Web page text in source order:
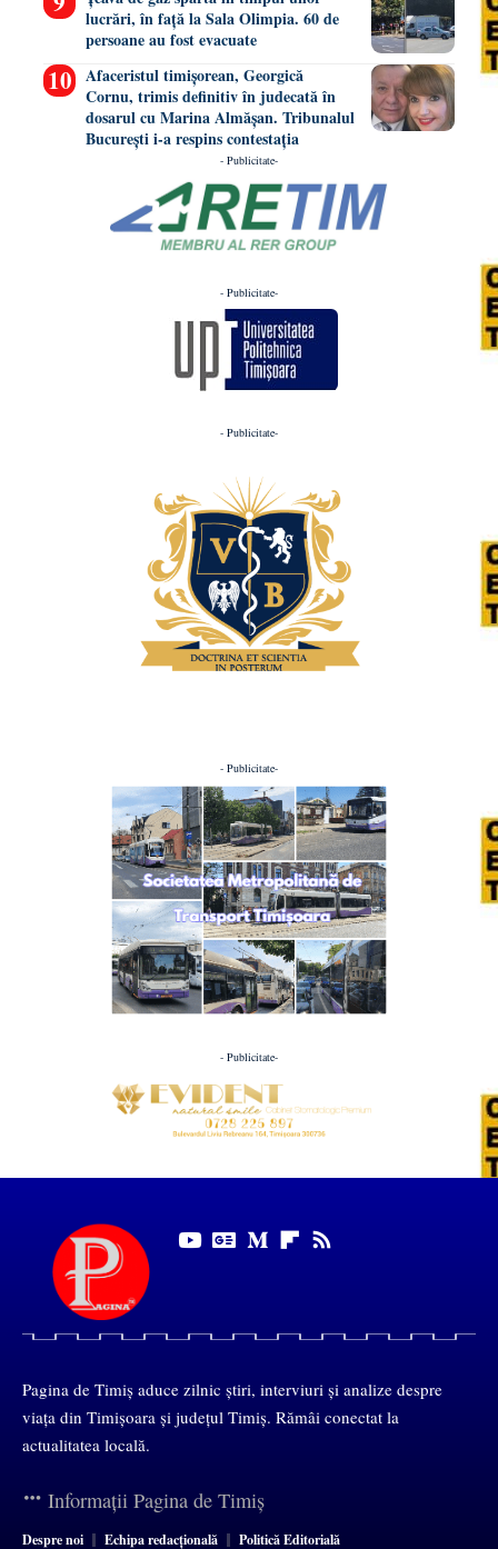
lucrări, în față la Sala Olimpia. 60 de
persoane au fost evacuate
Afaceristul timișorean, Georgică
Cornu, trimis definitiv în judecată în
dosarul cu Marina Almășan. Tribunalul
București i-a respins contestația
- Publicitate-
- Publicitate-
- Publicitate-
- Publicitate-
- Publicitate-
Pagina de Timiș aduce zilnic știri, interviuri și analize despre
viața din Timișoara și județul Timiș. Rămâi conectat la
actualitatea locală.
Informații Pagina de Timiș
Despre noi Echipa redacțională Politică Editorială